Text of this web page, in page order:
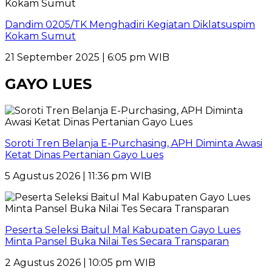
Dandim 0205/TK Menghadiri Kegiatan Diklatsuspim
Kokam Sumut
21 September 2025 | 6:05 pm WIB
GAYO LUES
Soroti Tren Belanja E-Purchasing, APH Diminta Awasi
Ketat Dinas Pertanian Gayo Lues
5 Agustus 2026 | 11:36 pm WIB
Peserta Seleksi Baitul Mal Kabupaten Gayo Lues
Minta Pansel Buka Nilai Tes Secara Transparan
2 Agustus 2026 | 10:05 pm WIB